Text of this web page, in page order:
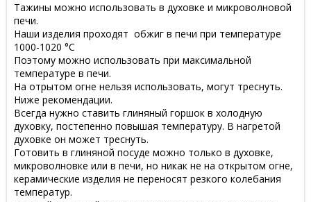
Тажины можно использовать в духовке и микроволновой
печи.
Наши изделия проходят обжиг в печи при температуре
1000-1020 °С
Поэтому можно использовать при максимальной
температуре в печи.
На отрытом огне нельзя использовать, могут треснуть.
Ниже рекомендации.
Всегда нужно ставить глиняный горшок в холодную
духовку, постепенно повышая температуру. В нагретой
духовке он может треснуть.
Готовить в глиняной посуде можно только в духовке,
микроволновке или в печи, но никак не на открытом огне,
керамические изделия не переносят резкого колебания
температур.